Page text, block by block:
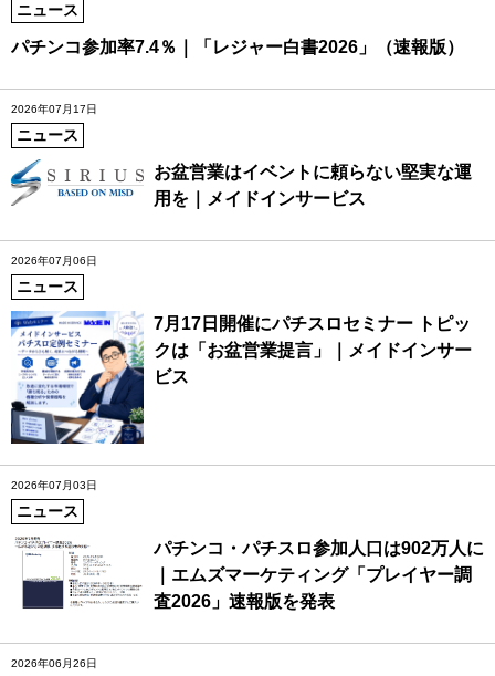
ニュース
パチンコ参加率7.4％｜「レジャー白書2026」（速報版）
2026年07月17日
ニュース
お盆営業はイベントに頼らない堅実な運
用を｜メイドインサービス
2026年07月06日
ニュース
7月17日開催にパチスロセミナー トピッ
クは「お盆営業提言」｜メイドインサー
ビス
2026年07月03日
ニュース
パチンコ・パチスロ参加人口は902万人に
｜エムズマーケティング「プレイヤー調
査2026」速報版を発表
2026年06月26日